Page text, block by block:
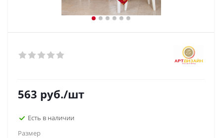
563 руб./шт
Есть в наличии
Размер